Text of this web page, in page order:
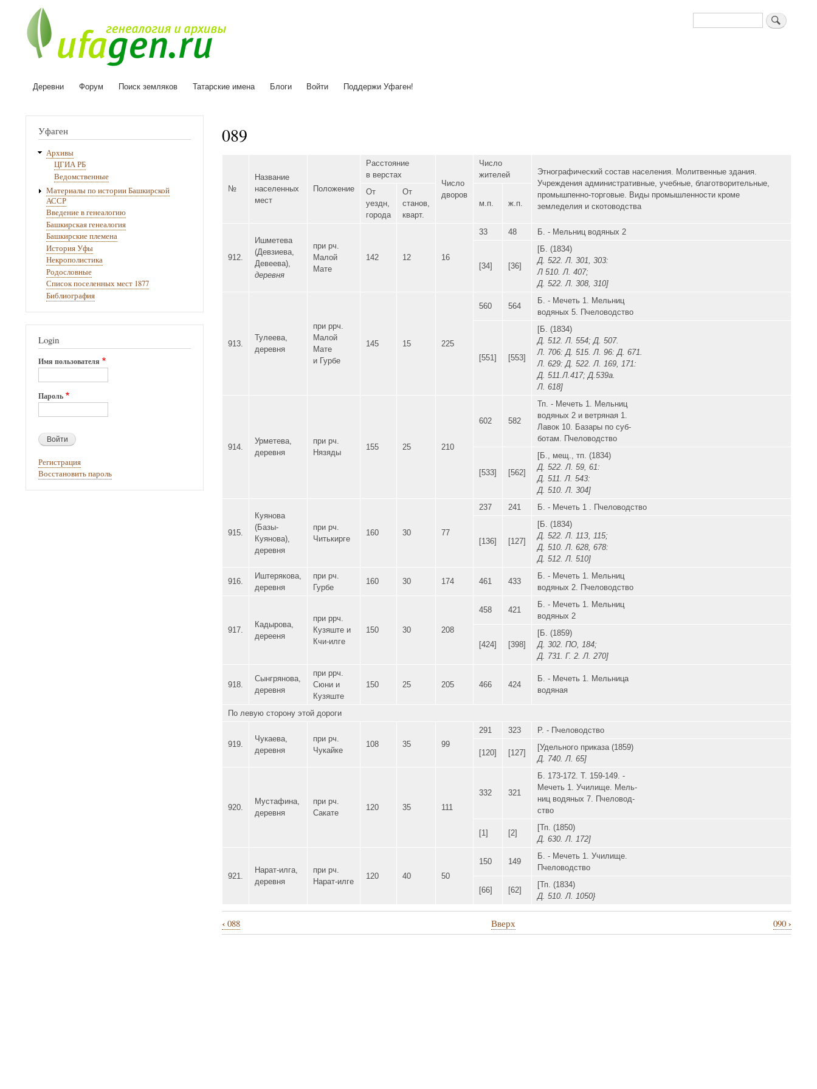
Поиск
Основная
Деревни Форум Поиск земляков Татарские имена Блоги Войти Поддержи Уфаген!
089
№
Название
населенных
мест
Положение
Расстояние
в верстах
Число
дворов
Число
жителей
Этнографический состав населения. Молитвенные здания.
Учреждения административные, учебные, благотворительные,
промышпенно-торговые. Виды промышленности кроме
земледелия и скотоводства
От
уездн,
города
От
станов,
кварт.
м.п. ж.п.
912.
Ишметева
(Девзиева,
Девеева),
деревня
при рч.
Малой
Мате
142 12 16
33 48 Б. - Мельниц водяных 2
[34] [36]
[Б. (1834)
Д. 522. Л. 301, 303:
Л 510. Л. 407;
Д. 522. Л. 308, 310]
913.
Тулеева,
деревня
при ррч.
Малой
Мате
и Гурбе
145 15 225
560 564
Б. - Мечеть 1. Мельниц
водяных 5. Пчеловодство
[551] [553]
[Б. (1834)
Д. 512. Л. 554; Д. 507.
Л. 706: Д. 515. Л. 96: Д. 671.
Л. 629: Д. 522. Л. 169, 171:
Д. 511.Л.417; Д.539а.
Л. 618]
914.
Урметева,
деревня
при рч.
Нязяды
155 25 210
602 582
Тп. - Мечеть 1. Мельниц
водяных 2 и ветряная 1.
Лавок 10. Базары по суб-
ботам. Пчеловодство
[533] [562]
[Б., мещ., тп. (1834)
Д. 522. Л. 59, 61:
Д. 511. Л. 543:
Д. 510. Л. 304]
915.
Куянова
(Базы-
Куянова),
деревня
при рч.
Читькирге
160 30 77
237 241 Б. - Мечеть 1 . Пчеловодство
[136] [127]
[Б. (1834)
Д. 522. Л. 11З, 115;
Д. 510. Л. 628, 678:
Д. 512. Л. 510]
916.
Иштерякова,
деревня
при рч.
Гурбе
160 30 174 461 433
Б. - Мечеть 1. Мельниц
водяных 2. Пчеловодство
917.
Кадырова,
дерееня
при ррч.
Кузяште и
Кчи-илге
150 30 208
458 421
Б. - Мечеть 1. Мельниц
водяных 2
[424] [398]
[Б. (1859)
Д. 302. ПО, 184;
Д. 731. Г. 2. Л. 270]
918.
Сынгрянова,
деревня
при ррч.
Сюни и
Кузяште
150 25 205 466 424
Б. - Мечеть 1. Мельница
водяная
По левую сторону этой дороги
919.
Чукаева,
деревня
при рч.
Чукайке
108 35 99
291 323 Р. - Пчеловодство
[120] [127]
[Удельного приказа (1859)
Д. 740. Л. 65]
920.
Мустафина,
деревня
при рч.
Сакате
120 35 111
332 321
Б. 173-172. Т. 159-149. -
Мечеть 1. Училище. Мель-
ниц водяных 7. Пчеловод-
ство
[1] [2]
[Тп. (1850)
Д. 630. Л. 172]
921.
Нарат-илга,
деревня
при рч.
Нарат-илге
120 40 50
150 149
Б. - Мечеть 1. Училище.
Пчеловодство
[66] [62]
[Тп. (1834)
Д. 510. Л. 1050}
Перекрёстные
‹088 Вверх 090 ›
Уфаген
Архивы
ЦГИА РБ
Ведомственные
Материалы по истории Башкирской
АССР
Введение в генеалогию
Башкирская генеалогия
Башкирские племена
История Уфы
Некрополистика
Родословные
Список поселенных мест 1877
Библиография
Login
Имя пользователя
Пароль
Регистрация
Восстановить пароль